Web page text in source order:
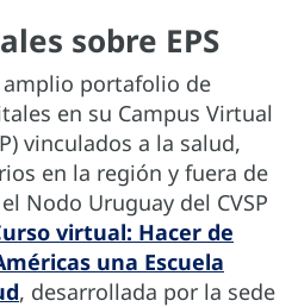
sobre EPS
amplio portafolio de
en su Campus Virtual
vinculados a la salud,
en la región y fuera de
Nodo Uruguay del CVSP
virtual: Hacer de
una Escuela
, desarrollada por la sede